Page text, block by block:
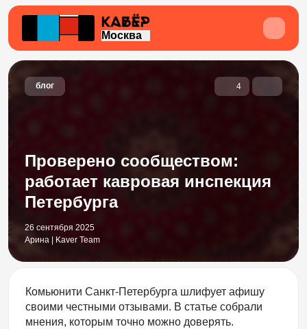
Москва
блог 4
Проверено сообществом:
работает кавровая инспекция
Петербурга
26 сентября 2025
Арина | Kaver Team
Комьюнити Санкт-Петербурга шлифует афишу
своими честными отзывами. В статье собрали
мнения, которым точно можно доверять.